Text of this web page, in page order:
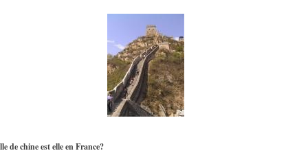
de chine est elle en France?